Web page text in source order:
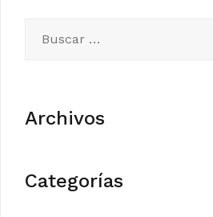
Archivos
Categorías